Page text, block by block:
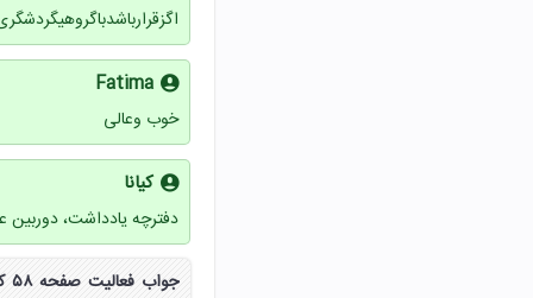
Fatima
خوب وعالی
کیانا
دفترچه یادداشت، دوربین